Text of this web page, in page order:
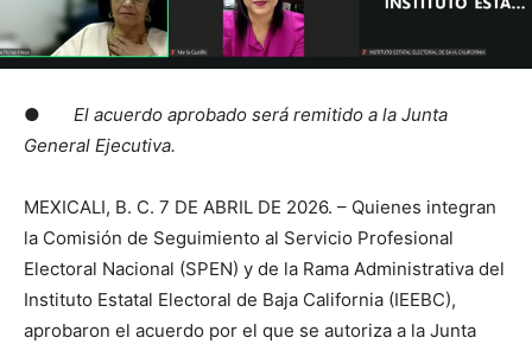
● El acuerdo aprobado será remitido a la Junta
General Ejecutiva.
MEXICALI, B. C. 7 DE ABRIL DE 2026. – Quienes integran
la Comisión de Seguimiento al Servicio Profesional
Electoral Nacional (SPEN) y de la Rama Administrativa del
Instituto Estatal Electoral de Baja California (IEEBC),
aprobaron el acuerdo por el que se autoriza a la Junta